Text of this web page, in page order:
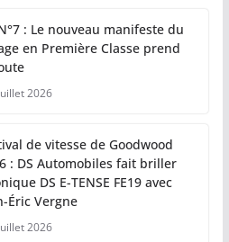
: Le nouveau manifeste du
en Première Classe prend
2026
de vitesse de Goodwood
: DS Automobiles fait briller
DS E-TENSE FE19 avec
Éric Vergne
2026